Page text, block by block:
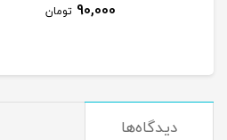
90,000
دیدگاه‌ها